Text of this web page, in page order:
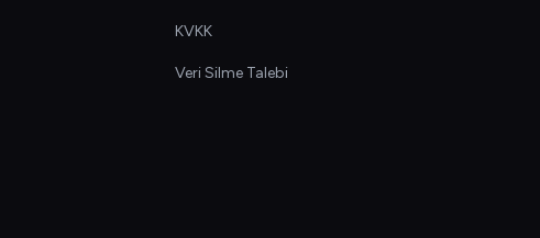
KVKK
Veri Silme Talebi